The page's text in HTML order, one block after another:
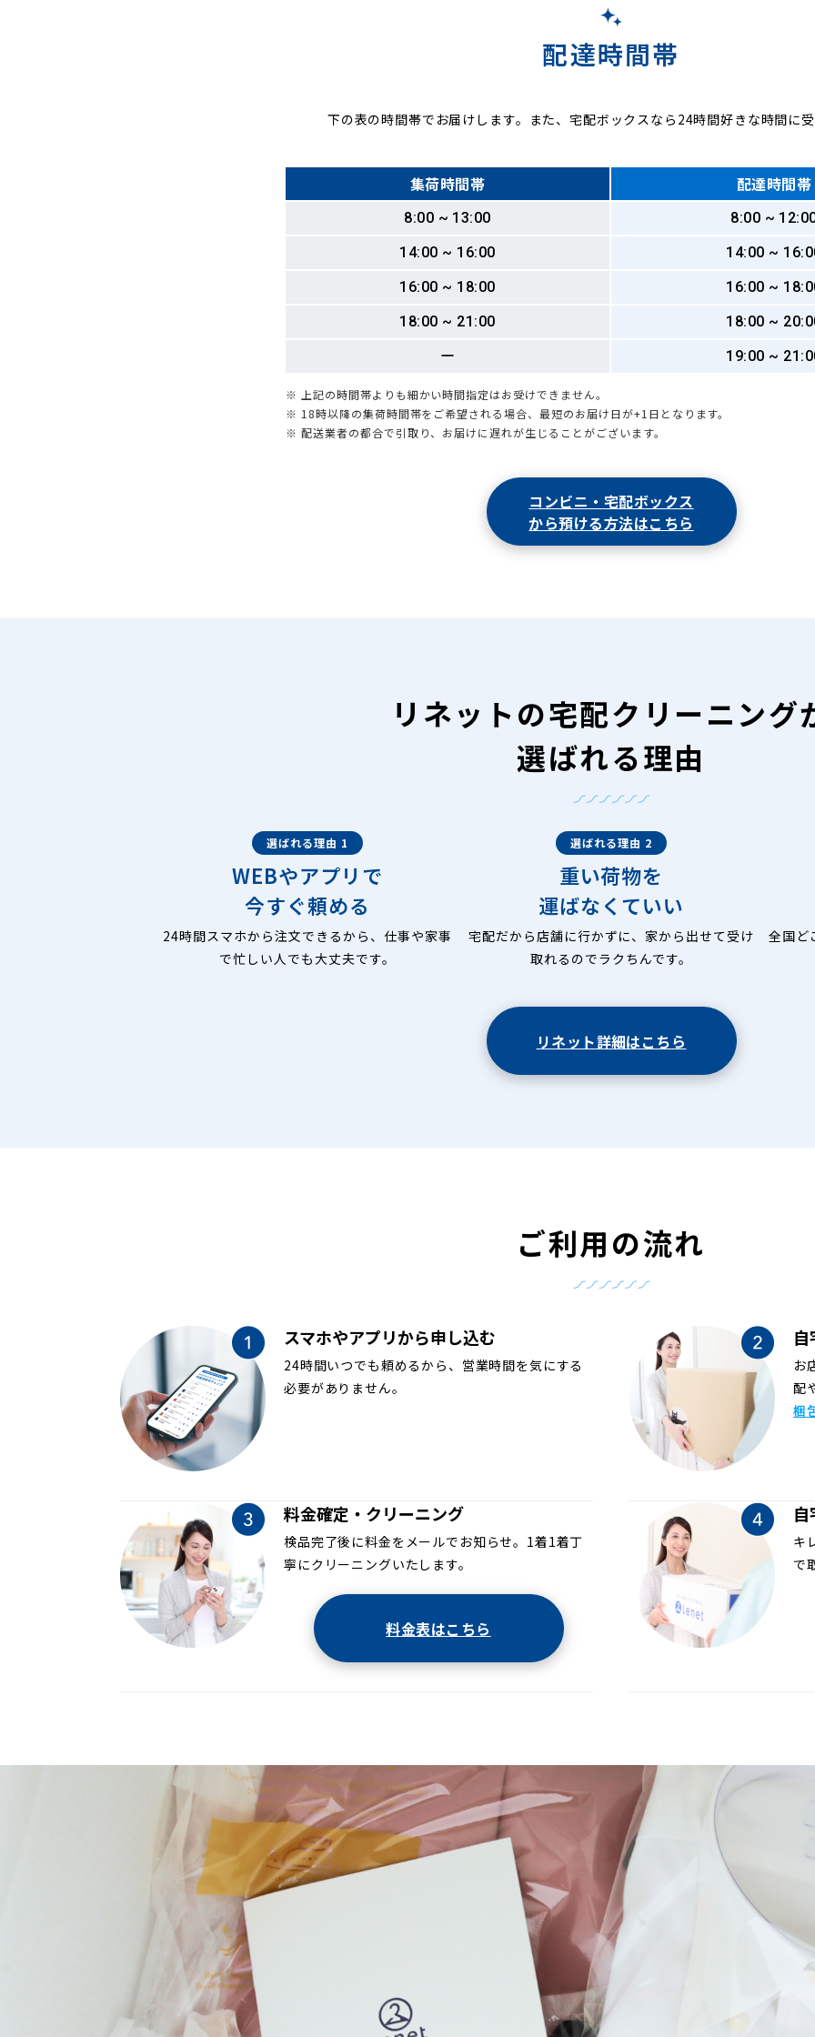
配達時間帯
下の表の時間帯でお届けします。また、宅配ボックスなら24時間好きな時間に
集荷時間帯 配達時間帯
8:00 ~ 13:00
8:00 ~
14:00 ~ 16:00
14:00 ~
16:00 ~ 18:00
16:00 ~
18:00 ~ 21:00
18:00 ~
ー
19:00 ~
※ 上記の時間帯よりも細かい時間指定はお受けできません。
※ 18時以降の集荷時間帯をご希望される場合、最短のお届け日が+1日となります。
※ 配送業者の都合で引取り、お届けに遅れが生じることがございます。
コンビニ・宅配ボックス
から預ける方法はこちら
リネットの宅配クリーニング
選ばれる理由
選ばれる理由 1
WEBやアプリで
今すぐ頼める
24時間スマホから注文できるから、仕事や家事
で忙しい人でも大丈夫です。
選ばれる理由 2
重い荷物を
運ばなくていい
宅配だから店舗に行かずに、家から出せて受け
取れるのでラクちんです。
全国ど
リネット詳細はこちら
ご利用の流れ
スマホやアプリから申し込む
24時間いつでも頼めるから、営業時間を気にする
必要がありません。
お
配
梱
料金確定・クリーニング
検品完了後に料金をメールでお知らせ。1着1着丁
寧にクリーニングいたします。
料金表はこちら
キ
で